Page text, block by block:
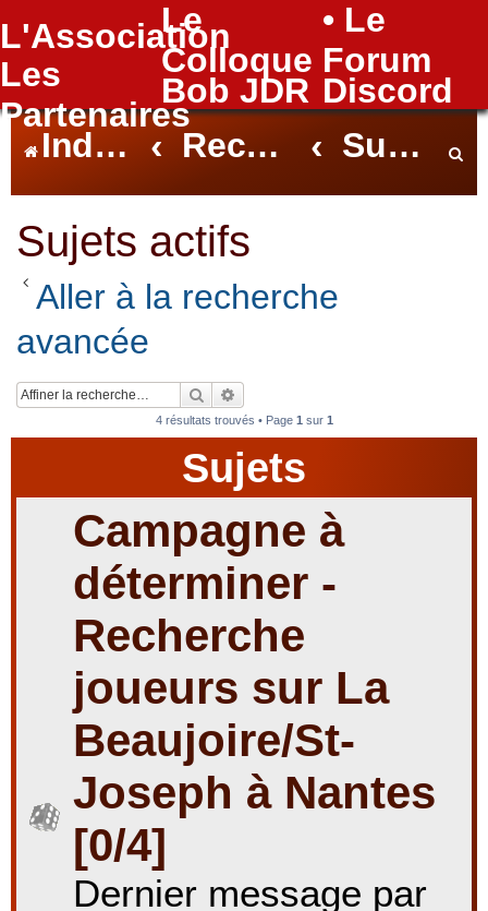
L'Association
Le
Colloque
• Le
Forum
Les
Partenaires
Bob JDR Discord
FAQ
Index du forum Rechercher Sujets actifs
Sujets actifs
Aller à la recherche
avancée
Rechercher
4 résultats trouvés • Page 1 sur 1
Sujets
Campagne à
déterminer -
Recherche
joueurs sur La
Beaujoire/St-
Joseph à Nantes
[0/4]
Dernier message par